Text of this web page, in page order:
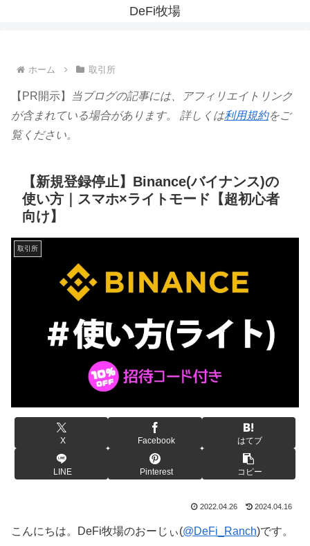
DeFi牧場
ホーム 取引所
【PR開示】
当ブログの記事には、アフィリエイトリンク
が含まれている場合があります。 詳しくは利用規約をご
覧ください。
【新規登録停止】Binance(バイナンス)の
使い方｜スマホ×ライトモード【超初心者
向け】
取引所
X Facebook はてブ
LINE Pinterest コピー
2022.04.26 2024.04.16
こんにちは。DeFi牧場のおーじぃ(@DeFi_Ranch)です。